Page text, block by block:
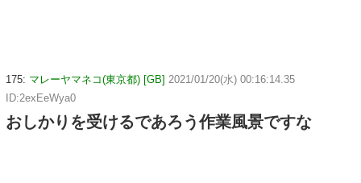
175: マレーヤマネコ(東京都) [GB] 2021/01/20(水) 00:16:14.35
ID:2exEeWya0
おしかりを受けるであろう作業風景ですな